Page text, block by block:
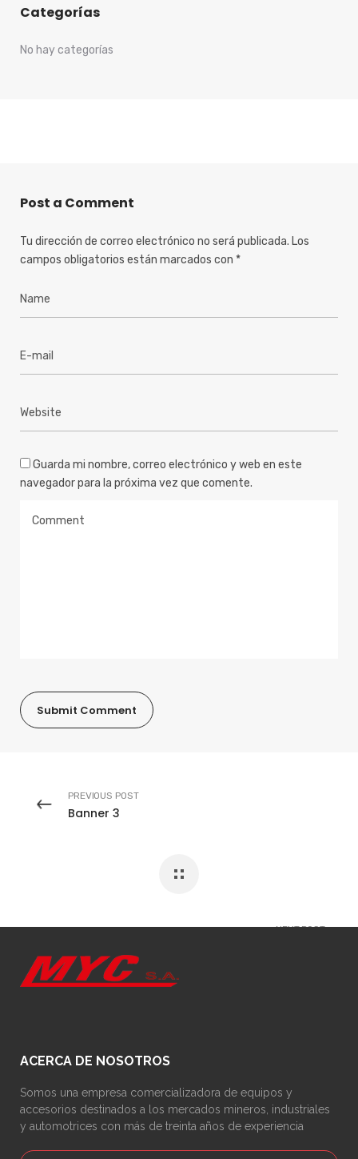
Categorías
No hay categorías
Post a Comment
Tu dirección de correo electrónico no será publicada. Los
campos obligatorios están marcados con *
Guarda mi nombre, correo electrónico y web en este
navegador para la próxima vez que comente.
PREVIOUS POST
Banner 3
NEXT POST
ACERCA DE NOSOTROS
Somos una empresa comercializadora de equipos y
accesorios destinados a los mercados mineros, industriales
y automotrices con más de treinta años de experiencia